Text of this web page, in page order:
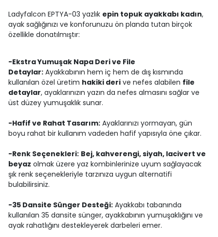
Ladyfalcon EPTYA-03 yazlık epin topuk ayakkabı kadın,
ayak sağlığınızı ve konforunuzu ön planda tutan birçok
özellikle donatılmıştır:
-Ekstra Yumuşak Napa Deri ve File
Detaylar:Ayakkabının hem iç hem de dış kısmında
kullanılan özel üretim hakiki derive nefes alabilen file
detaylar, ayaklarınızın yazın da nefes almasını sağlar ve
üst düzey yumuşaklık sunar.
-Hafif ve Rahat Tasarım:Ayaklarınızı yormayan, gün
boyu rahat bir kullanım vadeden hafif yapısıyla öne çıkar.
-Renk Seçenekleri: Bej, kahverengi, siyah, lacivert ve
beyaz olmak üzere yaz kombinlerinize uyum sağlayacak
şık renk seçenekleriyle tarzınıza uygun alternatifi
bulabilirsiniz.
-35 Dansite Sünger Desteği:Ayakkabı tabanında
kullanılan 35 dansite sünger, ayakkabının yumuşaklığını ve
ayak rahatlığını destekleyerek darbeleri emer.